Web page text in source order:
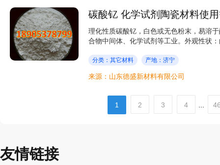
碳酸钇 化学试剂陶瓷材料使
理化性质碳酸钇，白色或无色粉末，易溶
合物中间体、化学试剂等工业。外观性状
分类：其它材料 产地：济宁
来源：山东德盛新材料有限公司
1 2 3 4
友情链接